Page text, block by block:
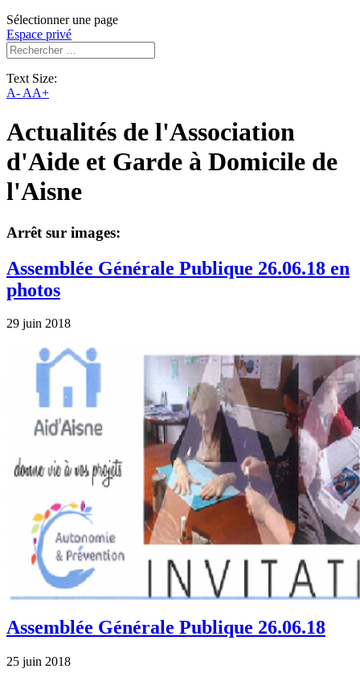
Sélectionner une page
Espace privé
Text Size:
A- AA+
Actualités de l'Association
d'Aide et Garde à Domicile de
l'Aisne
Arrêt sur images:
Assemblée Générale Publique 26.06.18 en
photos
29 juin 2018
Assemblée Générale Publique 26.06.18
25 juin 2018